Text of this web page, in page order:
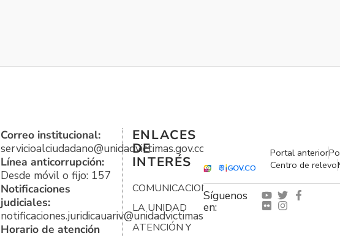
Correo institucional:
servicioalciudadano@unidadvictimas.gov.co
Línea anticorrupción:
Desde móvil o fijo: 157
Notificaciones
judiciales:
notificaciones.juridicauariv@unidadvictimas.gov.co
Horario de atención
ENLACES
DE
INTERÉS
COMUNICACIONES
LA UNIDAD
ATENCIÓN Y
Portal anterior
Centro de relevo
Síguenos
en: